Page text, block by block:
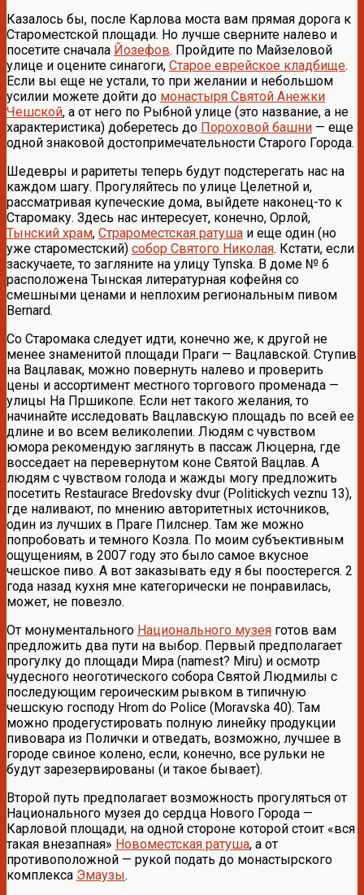
Казалось бы, после Карлова моста вам прямая дорога к
Староместской площади. Но лучше сверните налево и
посетите сначала Йозефов. Пройдите по Майзеловой
улице и оцените синагоги, Старое еврейское кладбище.
Если вы еще не устали, то при желании и небольшом
усилии можете дойти до монастыря Святой Анежки
Чешской, а от него по Рыбной улице (это название, а не
характеристика) доберетесь до Пороховой башни — еще
одной знаковой достопримечательности Старого Города.
Шедевры и раритеты теперь будут подстерегать нас на
каждом шагу. Прогуляйтесь по улице Целетной и,
рассматривая купеческие дома, выйдете наконец-то к
Старомаку. Здесь нас интересует, конечно, Орлой,
Тынский храм, Страроместская ратуша и еще один (но
уже староместский) собор Святого Николая. Кстати, если
заскучаете, то загляните на улицу Tynska. В доме № 6
расположена Тынская литературная кофейня со
смешными ценами и неплохим региональным пивом
Bernard.
Со Старомака следует идти, конечно же, к другой не
менее знаменитой площади Праги — Вацлавской. Ступив
на Вацлавак, можно повернуть налево и проверить
цены и ассортимент местного торгового променада —
улицы На Пршикопе. Если нет такого желания, то
начинайте исследовать Вацлавскую площадь по всей ее
длине и во всем великолепии. Людям с чувством
юмора рекомендую заглянуть в пассаж Люцерна, где
восседает на перевернутом коне Святой Вацлав. А
людям с чувством голода и жажды могу предложить
посетить Restaurace Bredovsky dvur (Politickych veznu 13),
где наливают, по мнению авторитетных источников,
один из лучших в Праге Пилснер. Там же можно
попробовать и темного Козла. По моим субъективным
ощущениям, в 2007 году это было самое вкусное
чешское пиво. А вот заказывать еду я бы поостерегся. 2
года назад кухня мне категорически не понравилась,
может, не повезло.
От монументального Национального музея готов вам
предложить два пути на выбор. Первый предполагает
прогулку до площади Мира (namest? Miru) и осмотр
чудесного неоготического собора Святой Людмилы с
последующим героическим рывком в типичную
чешскую господу Hrom do Police (Moravska 40). Там
можно продегустировать полную линейку продукции
пивовара из Полички и отведать, возможно, лучшее в
городе свиное колено, если, конечно, все рульки не
будут зарезервированы (и такое бывает).
Второй путь предполагает возможность прогуляться от
Национального музея до сердца Нового Города —
Карловой площади, на одной стороне которой стоит «вся
такая внезапная» Новоместская ратуша, а от
противоположной — рукой подать до монастырского
комплекса Эмаузы.